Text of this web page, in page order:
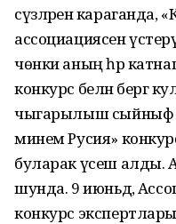
сүзләренә
ассоциациясен
чөнки аның һәр
конкурс белән бергә
чыгарылыш сыйныф
минем Русия»
буларак үсеш алды.
шунда. 9 июньдә,
конкурс